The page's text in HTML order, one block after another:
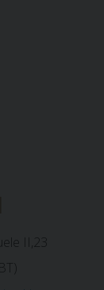
II,23